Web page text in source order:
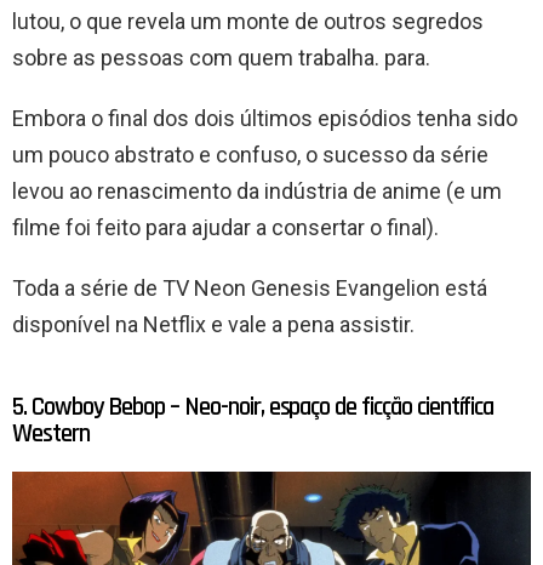
lutou, o que revela um monte de outros segredos
sobre as pessoas com quem trabalha. para.
Embora o final dos dois últimos episódios tenha sido
um pouco abstrato e confuso, o sucesso da série
levou ao renascimento da indústria de anime (e um
filme foi feito para ajudar a consertar o final).
Toda a série de TV Neon Genesis Evangelion está
disponível na Netflix e vale a pena assistir.
5. Cowboy Bebop – Neo-noir, espaço de ficção científica
Western